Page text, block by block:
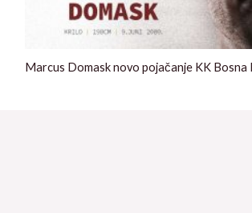
Marcus Domask novo pojačanje KK Bosna